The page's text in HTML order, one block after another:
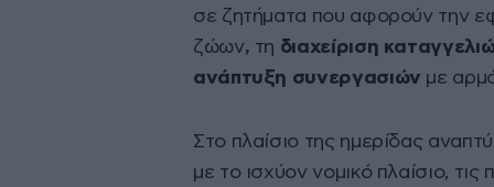
σε ζητήματα που αφορούν την
ζώων, τη διαχείριση
ανάπτυξη συνεργασιών με
Στο πλαίσιο της ημερίδας
με το ισχύον νομικό πλαίσιο,